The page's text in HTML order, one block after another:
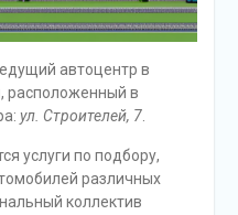
автоцентр в
, расположенный в
ул. Строителей, 7.
услуги по подбору,
различных
коллектив